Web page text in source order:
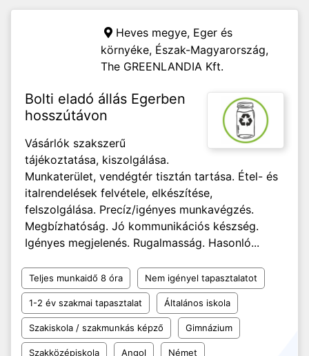
Heves megye, Eger és
környéke, Észak-Magyarország,
The GREENLANDIA Kft.
Bolti eladó állás Egerben
hosszútávon
Vásárlók szakszerű
tájékoztatása, kiszolgálása.
Munkaterület, vendégtér tisztán tartása. Étel- és
italrendelések felvétele, elkészítése,
felszolgálása. Precíz/igényes munkavégzés.
Megbízhatóság. Jó kommunikációs készség.
Igényes megjelenés. Rugalmasság. Hasonló...
Teljes munkaidő 8 óra Nem igényel tapasztalatot
1-2 év szakmai tapasztalat Általános iskola
Szakiskola / szakmunkás képző Gimnázium
Szakközépiskola Angol Német